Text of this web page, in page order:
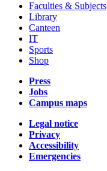
Faculties & Subjects
Library
Canteen
IT
Sports
Shop
Press
Jobs
Campus maps
Legal notice
Privacy
Accessibility
Emergencies